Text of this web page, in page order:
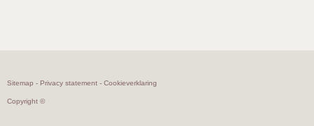
Sitemap - Privacy statement - Cookieverklaring
Copyright ©